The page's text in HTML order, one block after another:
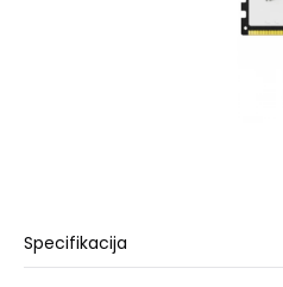
Specifikacija